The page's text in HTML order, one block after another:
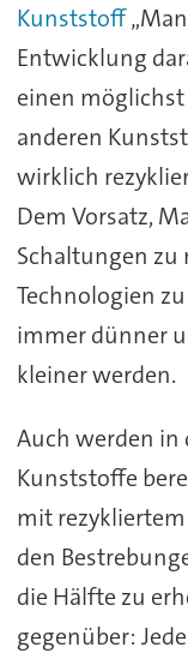
Kunststoff
Entwicklung
einen
anderen
wirklich
Dem Vorsatz,
Schaltungen zu
Technologien
immer dünner
kleiner werden.
Auch werden in
Kunststoffe
mit
den
die Hälfte zu
gegenüber: